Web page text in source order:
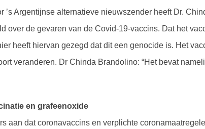
’s Argentijnse alternatieve nieuwszender heeft Dr.
over de gevaren van de Covid-19-vaccins. Dat het
heeft hiervan gezegd dat dit een genocide is. Het
veranderen. Dr Chinda Brandolino: “Het bevat
en grafeenoxide
aan dat coronavaccins en verplichte